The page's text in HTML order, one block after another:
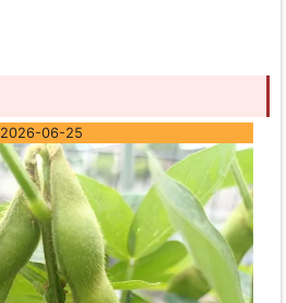
2026-06-25